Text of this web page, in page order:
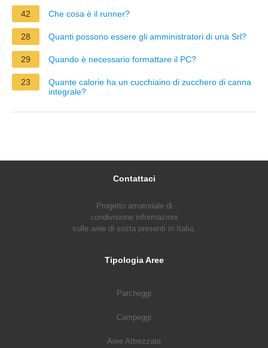
42 Che cosa è il runner?
28 Quanti possono essere gli amministratori di una Srl?
29 Quando è necessario formattare il PC?
23
Quante calorie ha un cucchiaino di zucchero di canna
integrale?
Contattaci
Progetto amatoriale di
condivisione informazioni
sulle aree di sosta presenti in Italia.
Tipologia Aree
Parcheggi
Campeggi
Aree Attrezzate